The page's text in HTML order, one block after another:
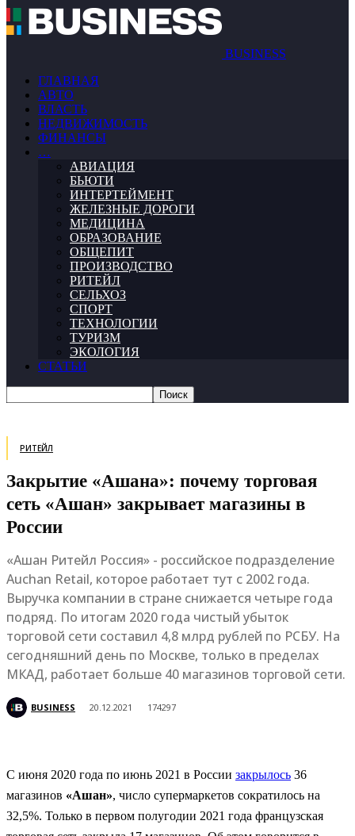
BUSINESS
ГЛАВНАЯ
АВТО
ВЛАСТЬ
НЕДВИЖИМОСТЬ
ФИНАНСЫ
…
АВИАЦИЯ
БЬЮТИ
ИНТЕРТЕЙМЕНТ
ЖЕЛЕЗНЫЕ ДОРОГИ
МЕДИЦИНА
ОБРАЗОВАНИЕ
ОБЩЕПИТ
ПРОИЗВОДСТВО
РИТЕЙЛ
СЕЛЬХОЗ
СПОРТ
ТЕХНОЛОГИИ
ТУРИЗМ
ЭКОЛОГИЯ
СТАТЬИ
РИТЕЙЛ
Закрытие «Ашана»: почему торговая
сеть «Ашан» закрывает магазины в
России
«Ашан Ритейл Россия» - российское подразделение
Auchan Retail, которое работает тут с 2002 года.
Выручка компании в стране снижается четыре года
подряд. По итогам 2020 года чистый убыток
торговой сети составил 4,8 млрд рублей по РСБУ. На
сегодняшний день по Москве, только в пределах
МКАД, работает больше 40 магазинов торговой сети.
BUSINESS 20.12.2021 174297
С июня 2020 года по июнь 2021 в России закрылось 36
магазинов «Ашан», число супермаркетов сократилось на
32,5%. Только в первом полугодии 2021 года французская